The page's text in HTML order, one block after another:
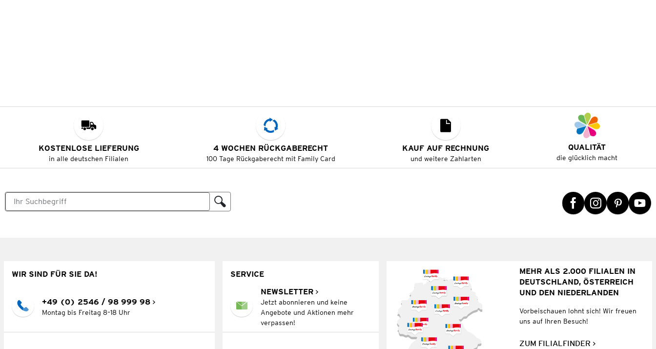
KOSTENLOSE LIEFERUNG
in alle deutschen Filialen
4 WOCHEN RÜCKGABERECHT
100 Tage Rückgaberecht mit Family Card
KAUF AUF RECHNUNG
und weitere Zahlarten
QUALITÄT
die glücklich macht
WIR SIND FÜR SIE DA!
+49 (0) 2546 / 98 999 98
Montag bis Freitag 8–18 Uhr
SERVICE
NEWSLETTER
Jetzt abonnieren und keine
Angebote und Aktionen mehr
verpassen!
MEHR ALS 2.000 FILIALEN IN
DEUTSCHLAND, ÖSTERREICH
UND DEN NIEDERLANDEN
Vorbeischauen lohnt sich! Wir freuen
uns auf Ihren Besuch!
ZUM FILIALFINDER